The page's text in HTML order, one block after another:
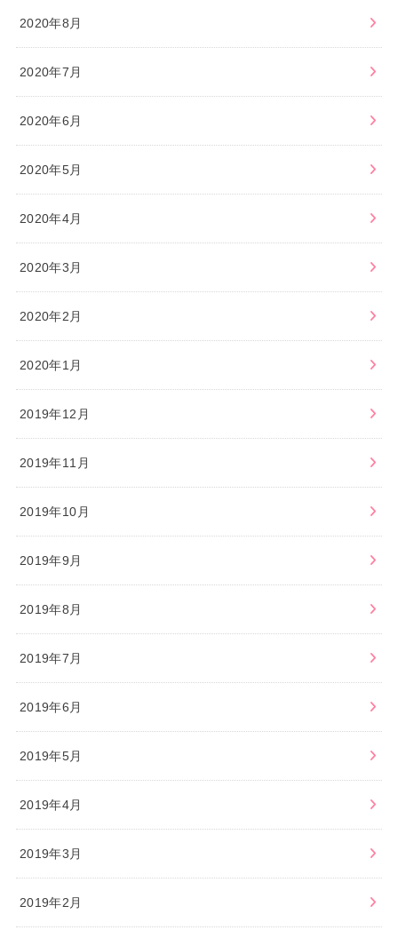
2020年8月
2020年7月
2020年6月
2020年5月
2020年4月
2020年3月
2020年2月
2020年1月
2019年12月
2019年11月
2019年10月
2019年9月
2019年8月
2019年7月
2019年6月
2019年5月
2019年4月
2019年3月
2019年2月